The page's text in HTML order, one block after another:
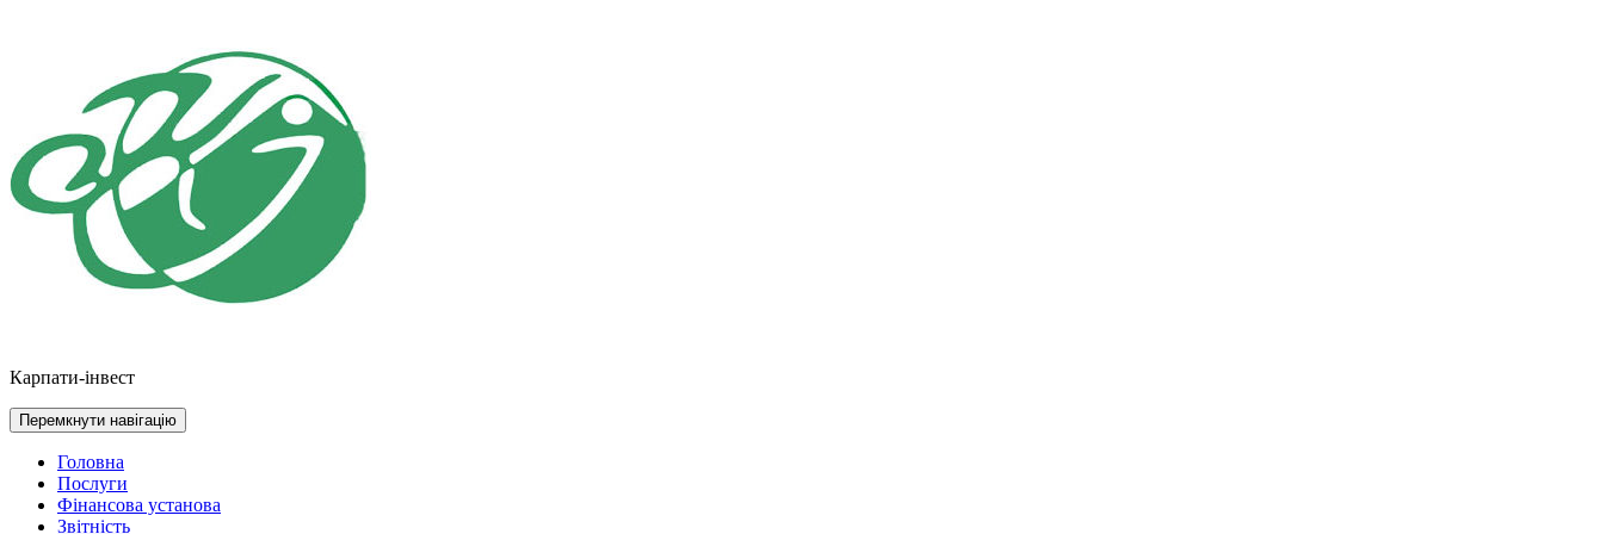
Карпати-інвест
Перемкнути навігацію
Головна
Послуги
Фінансова установа
Звітність